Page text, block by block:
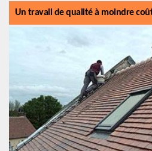
Un travail de qualité à moindre